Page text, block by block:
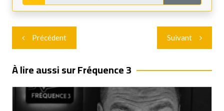
Navigation
de
l’article
Précédent Suivant
À lire aussi sur Fréquence 3